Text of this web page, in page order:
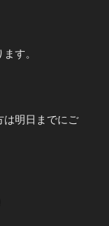
す。
は明日までにご